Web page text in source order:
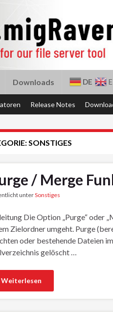
Downloads DE
Release Notes
SONSTIGES
/ Merge
unterSonstiges
Die Option „Purge“ oder
Zielordner umgeht. Purge
oder bestehende Dateien
gelöscht …
Weiterlesen